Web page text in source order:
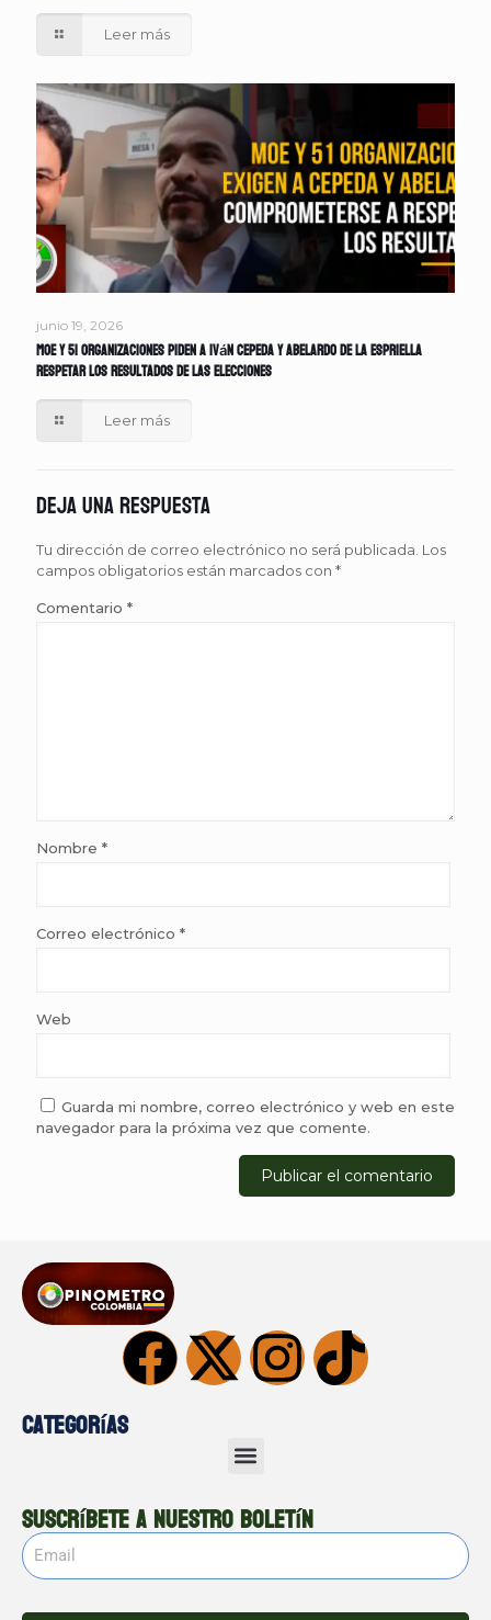
Leer más
junio 19, 2026
MOE y 51 organizaciones piden a Iván Cepeda y Abelardo de la Espriella
respetar los resultados de las elecciones
Leer más
Deja una respuesta
Tu dirección de correo electrónico no será publicada. Los
campos obligatorios están marcados con *
Comentario *
Nombre *
Correo electrónico *
Web
Guarda mi nombre, correo electrónico y web en este
navegador para la próxima vez que comente.
Categorías
Suscríbete a nuestro boletín